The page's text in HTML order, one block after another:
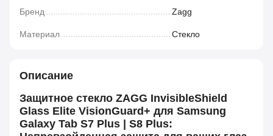
Бренд Zagg
Материал Стекло
Описание
Защитное стекло ZAGG InvisibleShield
Glass Elite VisionGuard+ для Samsung
Galaxy Tab S7 Plus | S8 Plus: